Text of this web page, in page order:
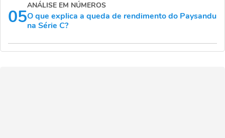
05
ANÁLISE EM NÚMEROS
O que explica a queda de rendimento do Paysandu
na Série C?